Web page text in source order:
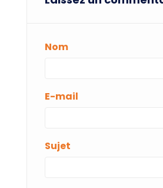
Nom
E-mail
Sujet